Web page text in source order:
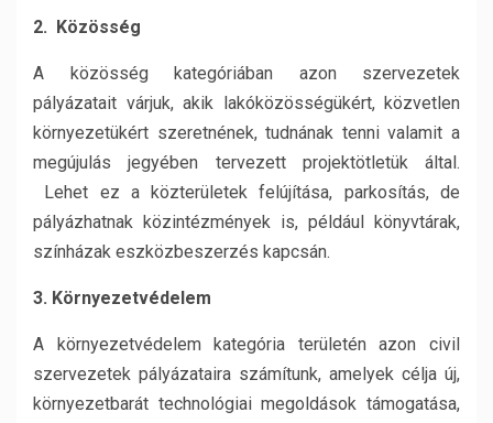
2. Közösség
A közösség kategóriában azon szervezetek
pályázatait várjuk, akik lakóközösségükért, közvetlen
környezetükért szeretnének, tudnának tenni valamit a
megújulás jegyében tervezett projektötletük által.
Lehet ez a közterületek felújítása, parkosítás, de
pályázhatnak közintézmények is, például könyvtárak,
színházak eszközbeszerzés kapcsán.
3. Környezetvédelem
A környezetvédelem kategória területén azon civil
szervezetek pályázataira számítunk, amelyek célja új,
környezetbarát technológiai megoldások támogatása,